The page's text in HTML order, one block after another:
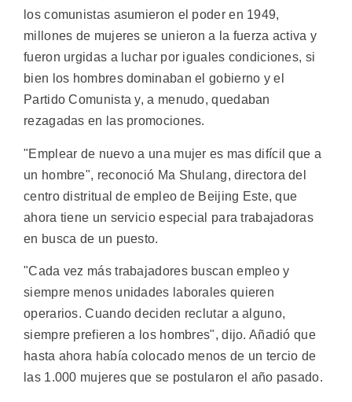
los comunistas asumieron el poder en 1949,
millones de mujeres se unieron a la fuerza activa y
fueron urgidas a luchar por iguales condiciones, si
bien los hombres dominaban el gobierno y el
Partido Comunista y, a menudo, quedaban
rezagadas en las promociones.
"Emplear de nuevo a una mujer es mas difícil que a
un hombre", reconoció Ma Shulang, directora del
centro distritual de empleo de Beijing Este, que
ahora tiene un servicio especial para trabajadoras
en busca de un puesto.
"Cada vez más trabajadores buscan empleo y
siempre menos unidades laborales quieren
operarios. Cuando deciden reclutar a alguno,
siempre prefieren a los hombres", dijo. Añadió que
hasta ahora había colocado menos de un tercio de
las 1.000 mujeres que se postularon el año pasado.